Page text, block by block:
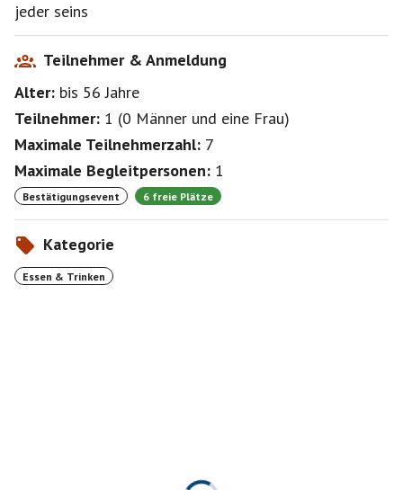
jeder seins
Teilnehmer & Anmeldung
Alter: bis 56Jahre
Teilnehmer: 1 (0 Männer und eine Frau)
Maximale Teilnehmerzahl: 7
Maximale Begleitpersonen: 1
Bestätigungsevent 6 freie Plätze
Kategorie
Essen & Trinken